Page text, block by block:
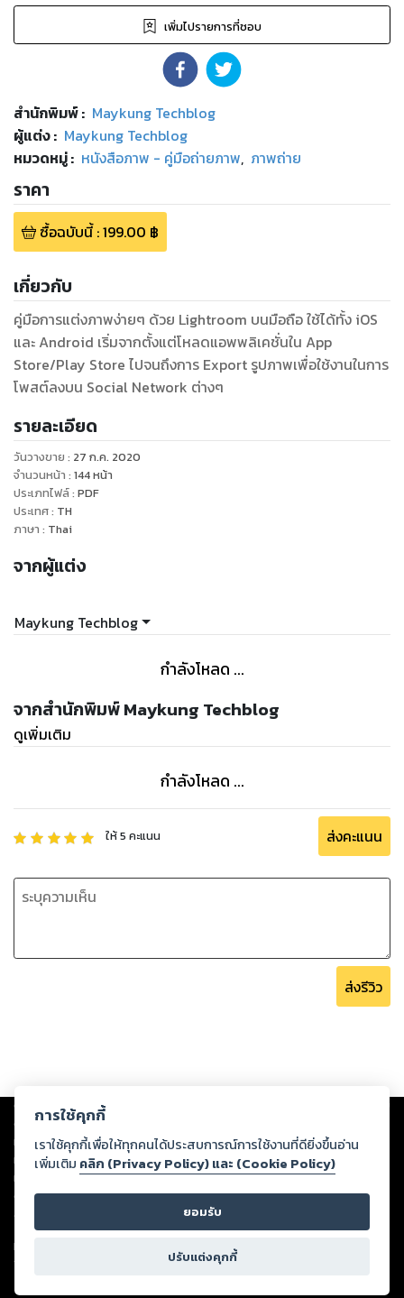
เพิ่มไปรายการที่ชอบ
สำนักพิมพ์: Maykung Techblog
ผู้แต่ง : Maykung Techblog
หมวดหมู่: หนังสือภาพ - คู่มือถ่ายภาพ, ภาพถ่าย
ราคา
ซื้อฉบับนี้:199.00 ฿
เกี่ยวกับ
คู่มือการแต่งภาพง่ายๆ ด้วย Lightroom บนมือถือ ใช้ได้ทั้ง iOS
และ Android เริ่มจากตั้งแต่โหลดแอพพลิเคชั่นใน App
Store/Play Store ไปจนถึงการ Export รูปภาพเพื่อใช้งานในการ
โพสต์ลงบน Social Network ต่างๆ
รายละเอียด
วันวางขาย : 27 ก.ค. 2020
จำนวนหน้า : 144หน้า
ประเภทไฟล์: PDF
ประเทศ: TH
ภาษา : Thai
จากผู้แต่ง
Maykung Techblog
กำลังโหลด ...
จากสำนักพิมพ์ Maykung Techblog
ดูเพิ่มเติม
กำลังโหลด ...
ให้5 คะแนน ส่งคะแนน
ส่งรีวิว
Copyright © 2026
ต่อผลงานหรือเนื้อหาใดที่อัปโหลดผ่านเว็บไซต์และปรากฏว่าละเมิดสิทธิใน
ทรัพย์สินทางปัญญาของบุคคลอื่นหรือขัดต่อกฎหมายและศีลธรรม ดังนั้น ผู้อ่าน
ทุกท่านโปรดใช้วิจารณญาณในการกลั่นกรองด้วยตนเอง และหากท่านพบว่าส่วน
หนึ่งส่วนใดขัดต่อกฎหมายและศีลธรรม กรุณาแจ้งมายังบริษัท เพื่อทีมงานจะได้
ดำเนินการในทันที ทั้งนี้ ทางสตอรี่ล็อกขอสงวนลิขสิทธิ์ตามพระราชบัญญัติ
ลิขสิทธิ์ พ.ศ. 2537 (ฉบับล่าสุด)
For support: member@ookbee.com
Version
การใช้คุกกี้
เราใช้คุกกี้เพื่อให้ทุกคนได้ประสบการณ์การใช้งานที่ดียิ่งขึ้นอ่าน
เพิ่มเติม คลิก (Privacy Policy) และ (Cookie Policy)
ยอมรับ
ปรับแต่งคุกกี้